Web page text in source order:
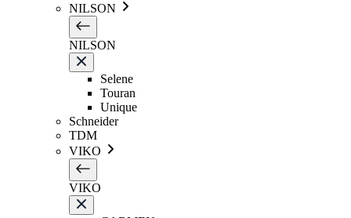
NILSON
NILSON
Selene
Touran
Unique
Schneider
TDM
VIKO
VIKO